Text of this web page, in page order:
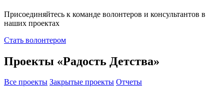
Присоединяйтесь к команде волонтеров и консультантов в
наших проектах
Стать волонтером
Проекты «Радость Детства»
Все проекты Закрытые проекты Отчеты